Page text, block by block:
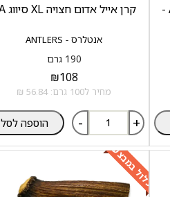
קרן אייל אדום חצויה S סיווג AA -
אנטלרס - ANTLERS
קרן אייל אדום חצויה XL סיווג AA
190 גרם
₪108
מחיר ל100 גרם: 56.84 ₪
- + הוספה לסל
כלול במבצע